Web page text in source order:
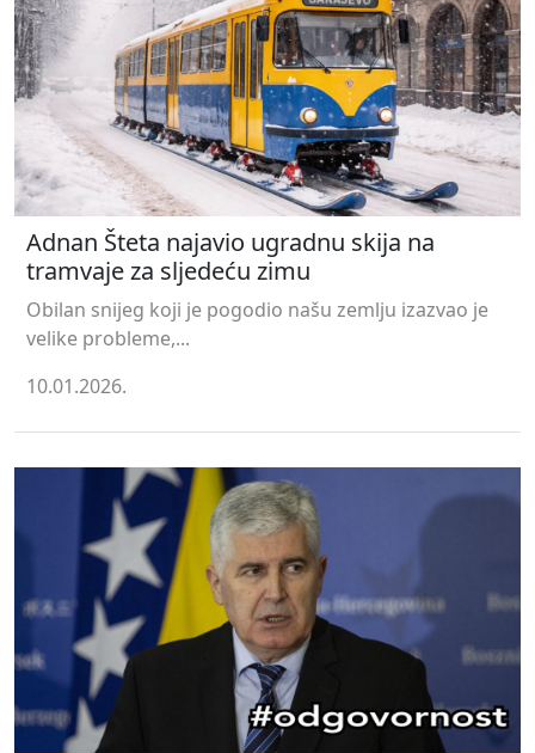
Adnan Šteta najavio ugradnu skija na
tramvaje za sljedeću zimu
Obilan snijeg koji je pogodio našu zemlju izazvao je
velike probleme,...
10.01.2026.